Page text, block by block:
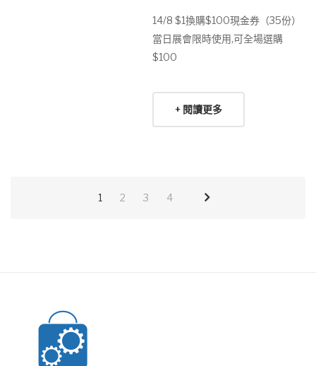
14/8 $1換購$100現金券（35份）
當日展會限時使用,可全場選購
$100
+ 閱讀更多
1 2 3 4